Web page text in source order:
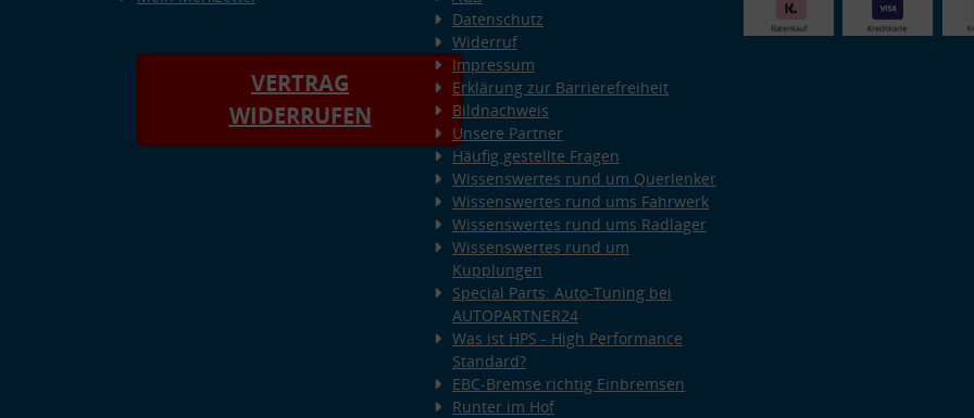
VERTRAG
WIDERRUFEN
Datenschutz
Widerruf
Impressum
Erklärung zur Barrierefreiheit
Bildnachweis
Unsere Partner
Häufig gestellte Fragen
Wissenswertes rund um Querlenker
Wissenswertes rund ums Fahrwerk
Wissenswertes rund ums Radlager
Wissenswertes rund um
Kupplungen
Special Parts: Auto-Tuning bei
AUTOPARTNER24
Was ist HPS - High Performance
Standard?
EBC-Bremse richtig Einbremsen
Runter im Hof